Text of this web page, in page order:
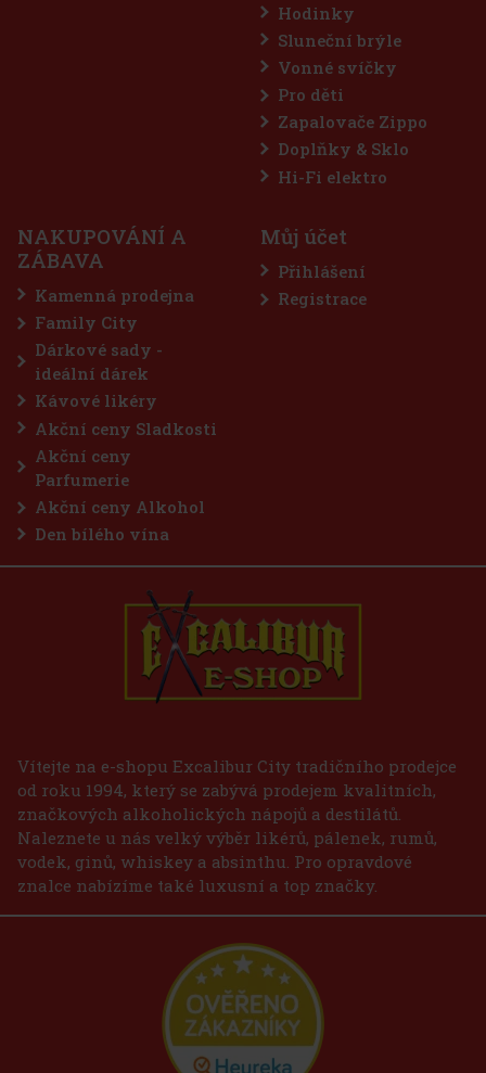
Hodinky
Sluneční brýle
Vonné svíčky
Pro děti
Zapalovače Zippo
Doplňky & Sklo
Hi-Fi elektro
NAKUPOVÁNÍ A
ZÁBAVA
Kamenná prodejna
Family City
Dárkové sady -
ideální dárek
Kávové likéry
Akční ceny Sladkosti
Akční ceny
Parfumerie
Akční ceny Alkohol
Den bílého vína
Můj účet
Přihlášení
Registrace
Vítejte na e-shopu Excalibur City tradičního prodejce
od roku 1994, který se zabývá prodejem kvalitních,
značkových alkoholických nápojů a destilátů.
Naleznete u nás velký výběr likérů, pálenek, rumů,
vodek, ginů, whiskey a absinthu. Pro opravdové
znalce nabízíme také luxusní a top značky.